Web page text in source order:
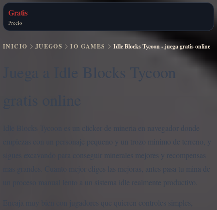
Gratis
Precio
INICIO JUEGOS IO GAMES Idle Blocks Tycoon - juega gratis online
Juega a Idle Blocks Tycoon
gratis online
Idle Blocks Tycoon es un clicker de mineria en navegador donde
empiezas con un personaje pequeno y un trozo minimo de terreno, y
sigues excavando para conseguir minerales mejores y recompensas
mas grandes. Cuanto mejor eliges las mejoras, antes pasa tu mina de
un proceso manual lento a un sistema idle realmente productivo.
Encaja muy bien con jugadores que quieren controles simples,